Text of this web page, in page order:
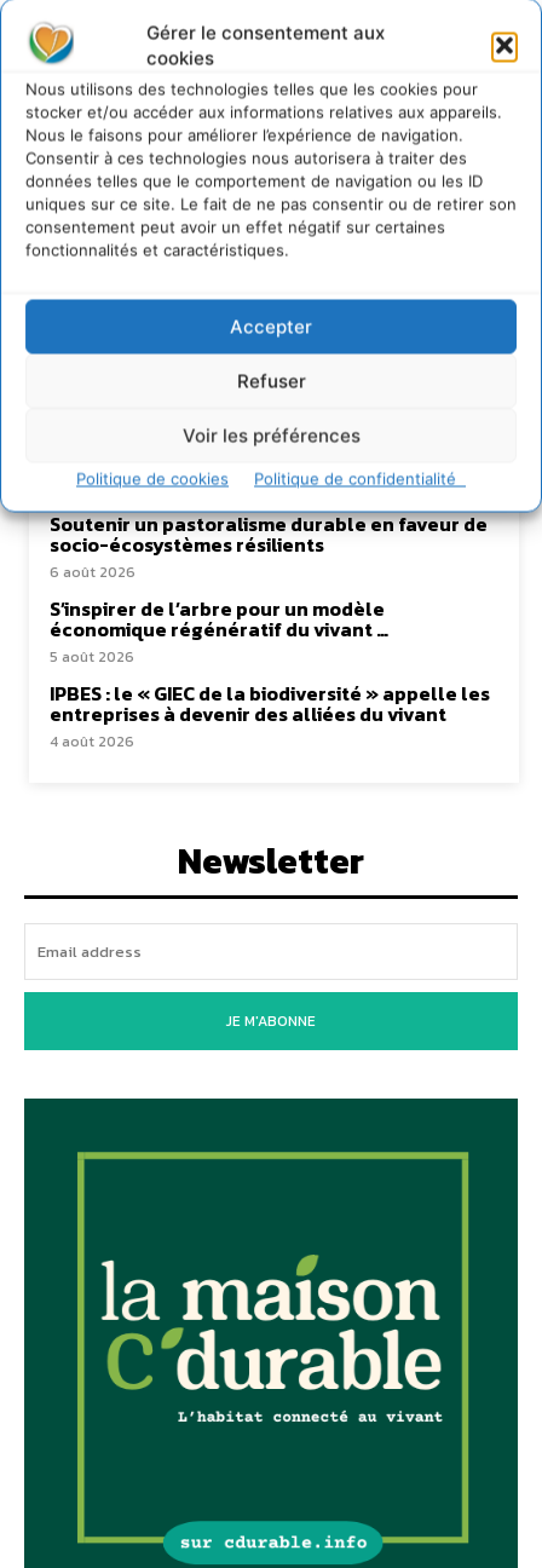
Gérer le consentement aux
cookies
Nous utilisons des technologies telles que les cookies pour
stocker et/ou accéder aux informations relatives aux appareils.
Nous le faisons pour améliorer l’expérience de navigation.
Consentir à ces technologies nous autorisera à traiter des
données telles que le comportement de navigation ou les ID
uniques sur ce site. Le fait de ne pas consentir ou de retirer son
consentement peut avoir un effet négatif sur certaines
fonctionnalités et caractéristiques.
Accepter
Refuser
Voir les préférences
Politique de cookies Politique de confidentialité
https://cdurable.info
Journaliste de solutions écologiques et sociales en
Occitanie.
Lire aussi
coopération avec un Commun
7 août 2026
Soutenir un pastoralisme durable en faveur de
socio-écosystèmes résilients
6 août 2026
S’inspirer de l’arbre pour un modèle
économique régénératif du vivant …
5 août 2026
IPBES : le « GIEC de la biodiversité » appelle les
entreprises à devenir des alliées du vivant
4 août 2026
Newsletter
JE M'ABONNE